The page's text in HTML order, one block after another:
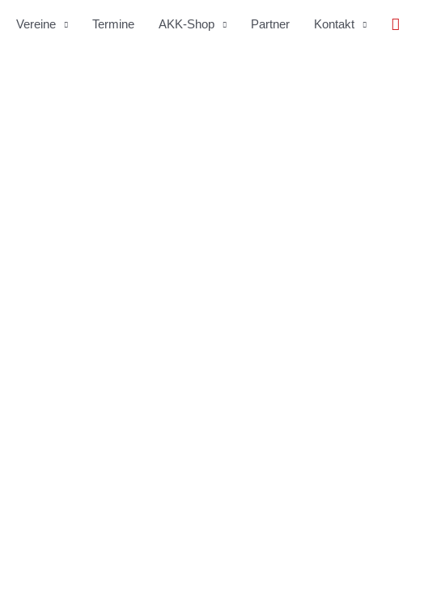
Vereine Termine AKK-Shop Partner Kontakt